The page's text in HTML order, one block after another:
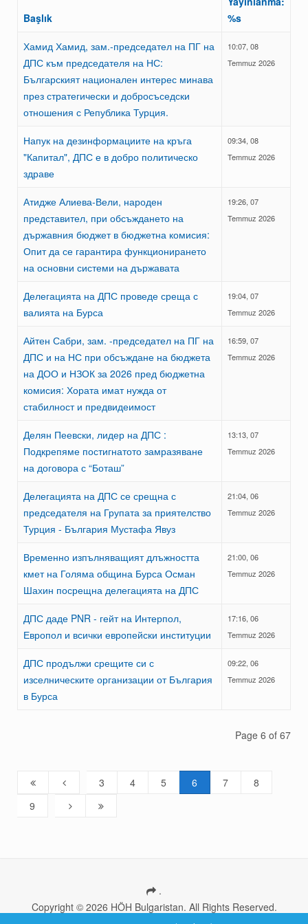
Başlık
%s
Хамид Хамид, зам.-председател на ПГ на
ДПС към председателя на НС:
Българският национален интерес минава
през стратегически и добросъседски
отношения с Република Турция.
10:07, 08
Temmuz 2026
Напук на дезинформациите на кръга
"Капитал", ДПС е в добро политическо
здраве
09:34, 08
Temmuz 2026
Атидже Алиева-Вели, народен
представител, при обсъждането на
държавния бюджет в бюджетна комисия:
Опит да се гарантира функционирането
на основни системи на държавата
19:26, 07
Temmuz 2026
Делегацията на ДПС проведе среща с
валията на Бурса
19:04, 07
Temmuz 2026
Айтен Сабри, зам. -председател на ПГ на
ДПС и на НС при обсъждане на бюджета
на ДОО и НЗОК за 2026 пред бюджетна
комисия: Хората имат нужда от
стабилност и предвидеимост
16:59, 07
Temmuz 2026
Делян Пеевски, лидер на ДПС :
Подкрепяме постигнатото замразяване
на договора с “Боташ”
13:13, 07
Temmuz 2026
Делегацията на ДПС се срещна с
председателя на Групата за приятелство
Турция - България Мустафа Явуз
21:04, 06
Temmuz 2026
Временно изпълняващият длъжността
кмет на Голяма община Бурса Осман
Шахин посрещна делегацията на ДПС
21:00, 06
Temmuz 2026
ДПС даде PNR - гейт на Интерпол,
Европол и всички европейски институции
17:16, 06
Temmuz 2026
ДПС продължи срещите си с
изселническите организации от България
в Бурса
09:22, 06
Temmuz 2026
Page 6 of 67
3 4 5 6 7
8
9
.
Copyright © 2026 HÖH Bulgaristan. All Rights Reserved.